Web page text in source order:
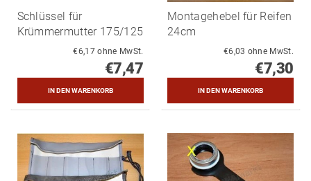
Schlüssel für
Krümmermutter 175/125
€6,17 ohne MwSt.
€7,47
Montagehebel für Reifen
24cm
€6,03 ohne MwSt.
€7,30